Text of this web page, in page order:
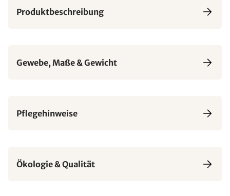
Produktbeschreibung
Gewebe, Maße & Gewicht
Pflegehinweise
Ökologie & Qualität